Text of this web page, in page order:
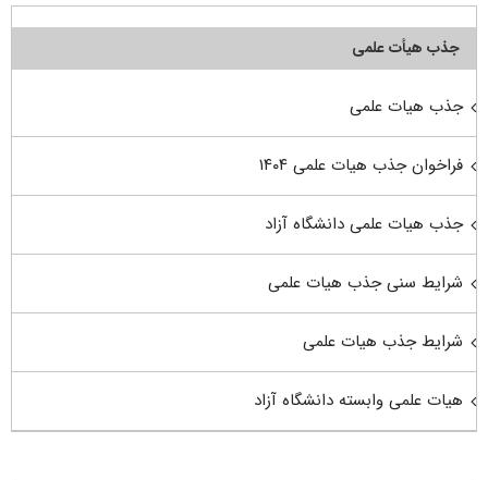
جذب هیأت علمی
جذب هیات علمی
فراخوان جذب هیات علمی ۱۴۰۴
جذب هیات علمی دانشگاه آزاد
شرایط سنی جذب هیات علمی
شرایط جذب هیات علمی
هیات علمی وابسته دانشگاه آزاد